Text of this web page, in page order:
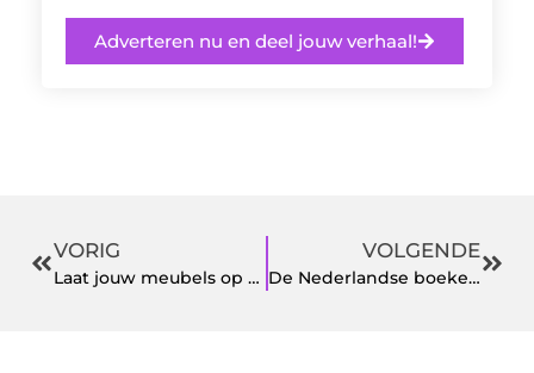
Adverteren nu en deel jouw verhaal!
VORIG
Laat jouw meubels op maat maken door deze specialist in Utrecht
VOLGENDE
De Nederlandse boekenuitgeverij van mode en lifestyle